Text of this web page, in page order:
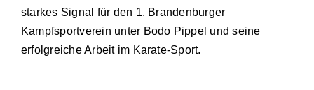
starkes Signal für den 1. Brandenburger
Kampfsportverein unter Bodo Pippel und seine
erfolgreiche Arbeit im Karate-Sport.